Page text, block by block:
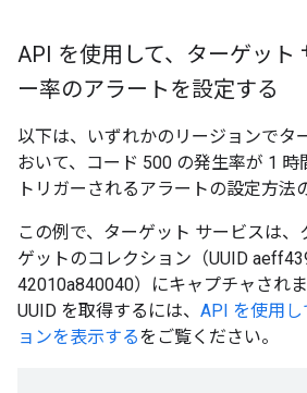
API を使用して、ターゲット
ー率のアラートを設定する
以下は、いずれかのリージョンでタ
おいて、コード 500 の発生率が 1 時
トリガーされるアラートの設定方法
この例で、ターゲット サービスは、
ゲットのコレクション（UUID
42010a840040）にキャプチャされ
UUID を取得するには、 API を使用
ョンを表示するをご覧ください。